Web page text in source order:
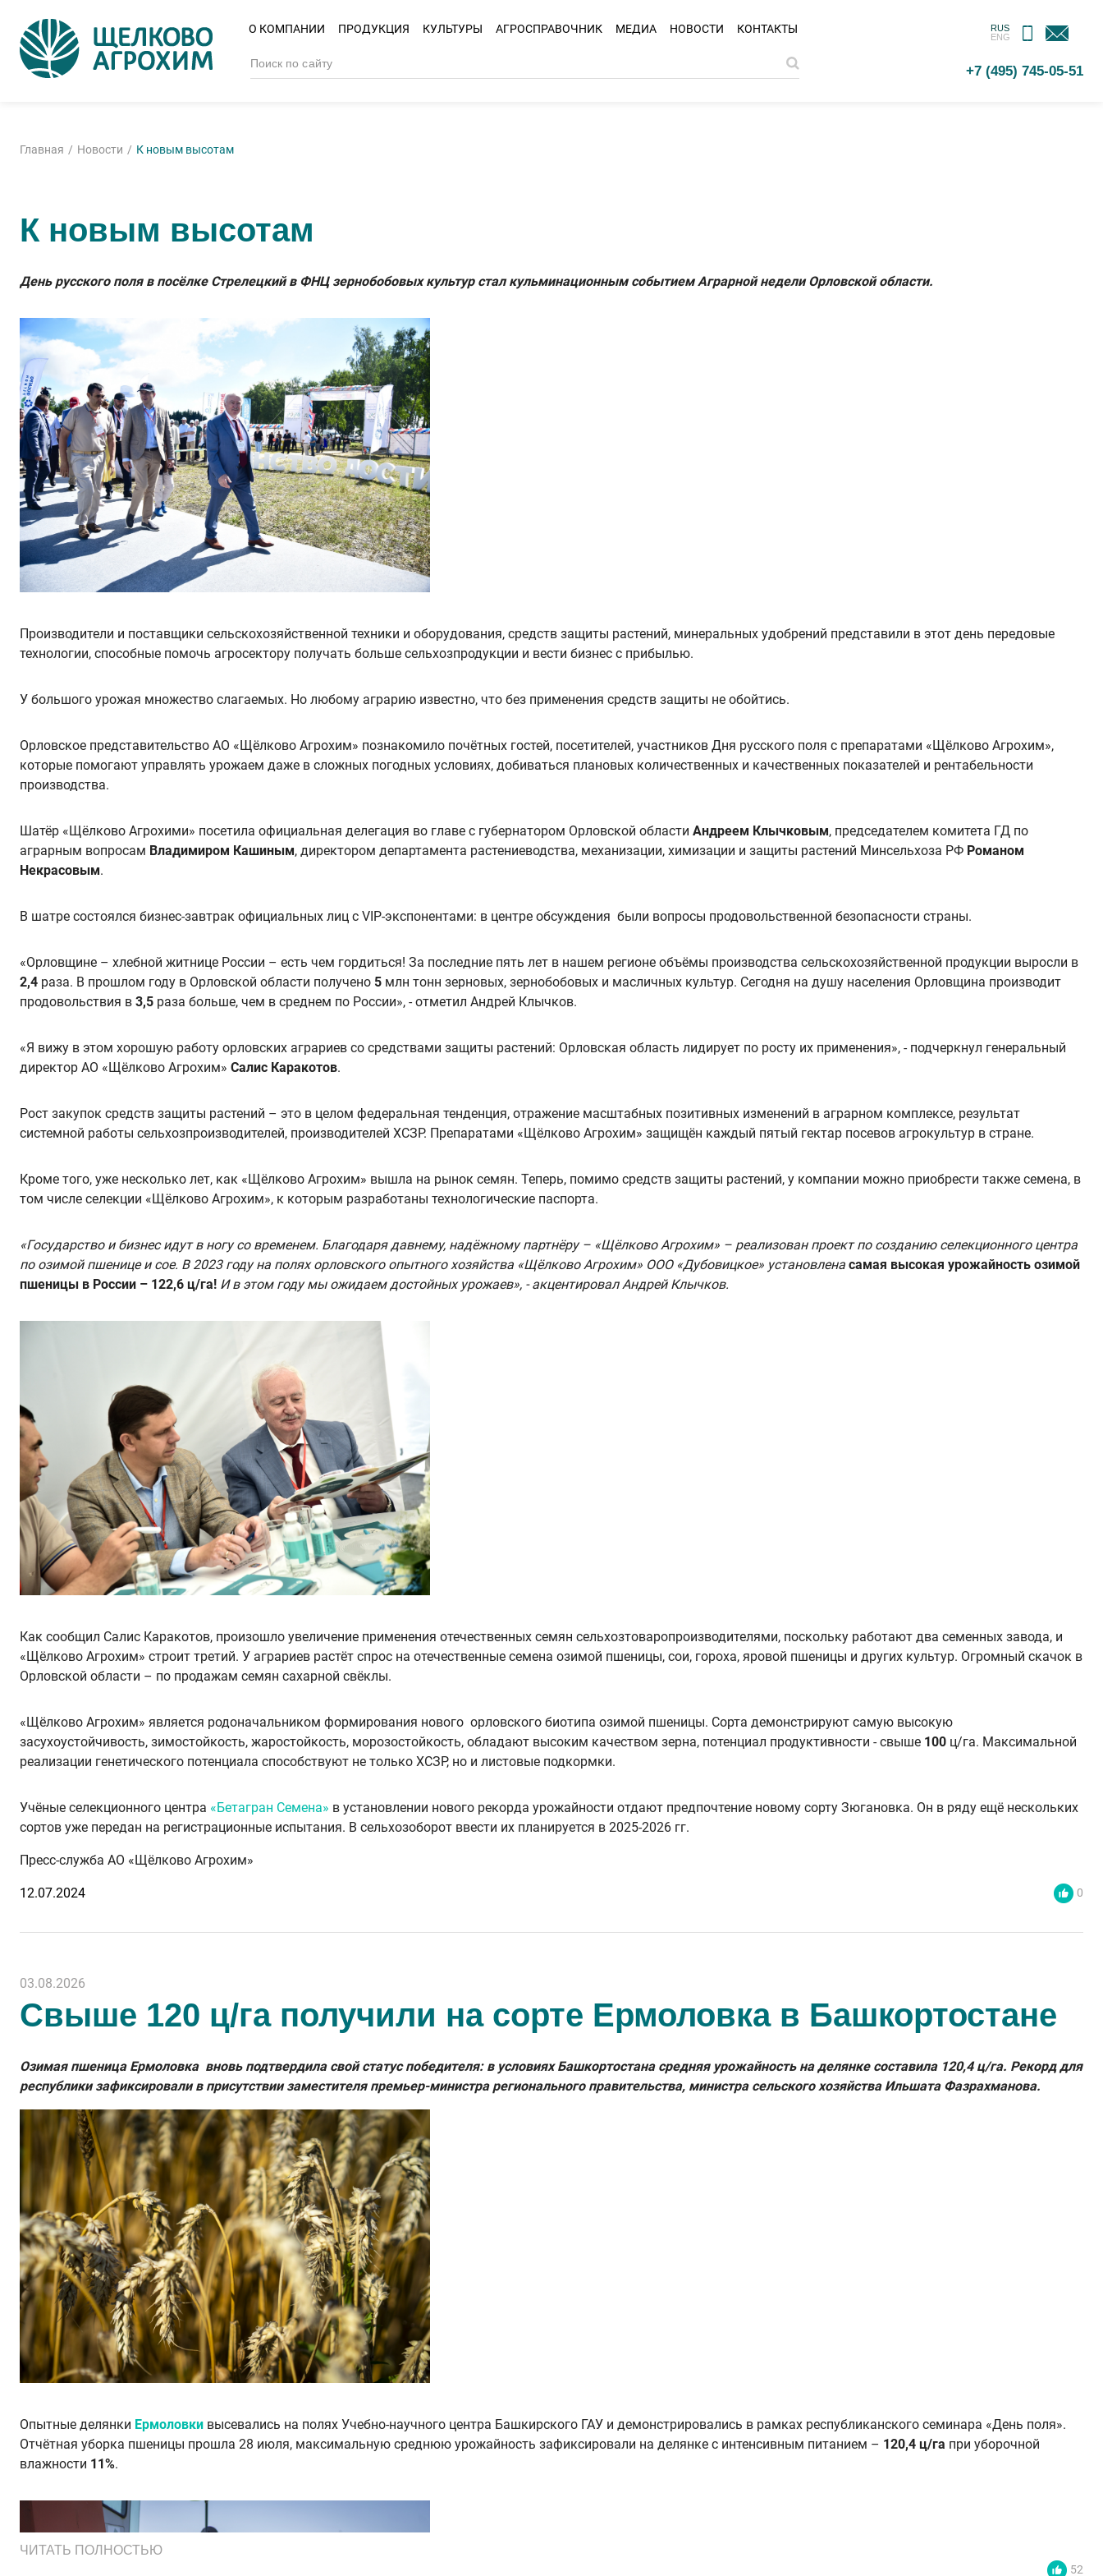
О КОМПАНИИ ПРОДУКЦИЯ КУЛЬТУРЫ АГРОСПРАВОЧНИК МЕДИА НОВОСТИ КОНТАКТЫ
RUS
ENG
МОБИЛЬНОЕ
ПРИЛОЖЕНИЕ
ОБРАТНАЯ
СВЯЗЬ
+7 (495) 745-05-51
Главная Новости К новым высотам
К новым высотам
День русского поля в посёлке Стрелецкий в ФНЦ зернобобовых культур стал кульминационным событием Аграрной недели Орловской области.
Производители и поставщики сельскохозяйственной техники и оборудования, средств защиты растений, минеральных удобрений представили в этот день передовые
технологии, способные помочь агросектору получать больше сельхозпродукции и вести бизнес с прибылью.
У большого урожая множество слагаемых. Но любому аграрию известно, что без применения средств защиты не обойтись.
Орловское представительство АО «Щёлково Агрохим» познакомило почётных гостей, посетителей, участников Дня русского поля с препаратами «Щёлково Агрохим»,
которые помогают управлять урожаем даже в сложных погодных условиях, добиваться плановых количественных и качественных показателей и рентабельности
производства.
Шатёр «Щёлково Агрохими» посетила официальная делегация во главе с губернатором Орловской области Андреем Клычковым, председателем комитета ГД по
аграрным вопросам Владимиром Кашиным, директором департамента растениеводства, механизации, химизации и защиты растений Минсельхоза РФ Романом
Некрасовым.
В шатре состоялся бизнес-завтрак официальных лиц с VIP-экспонентами: в центре обсуждения были вопросы продовольственной безопасности страны.
«Орловщине – хлебной житнице России – есть чем гордиться! За последние пять лет в нашем регионе объёмы производства сельскохозяйственной продукции выросли в
2,4 раза. В прошлом году в Орловской области получено 5 млн тонн зерновых, зернобобовых и масличных культур. Сегодня на душу населения Орловщина производит
продовольствия в 3,5 раза больше, чем в среднем по России», - отметил Андрей Клычков.
«Я вижу в этом хорошую работу орловских аграриев со средствами защиты растений: Орловская область лидирует по росту их применения», - подчеркнул генеральный
директор АО «Щёлково Агрохим» Салис Каракотов.
Рост закупок средств защиты растений – это в целом федеральная тенденция, отражение масштабных позитивных изменений в аграрном комплексе, результат
системной работы сельхозпроизводителей, производителей ХСЗР. Препаратами «Щёлково Агрохим» защищён каждый пятый гектар посевов агрокультур в стране.
Кроме того, уже несколько лет, как «Щёлково Агрохим» вышла на рынок семян. Теперь, помимо средств защиты растений, у компании можно приобрести также семена, в
том числе селекции «Щёлково Агрохим», к которым разработаны технологические паспорта.
«Государство и бизнес идут в ногу со временем. Благодаря давнему, надёжному партнёру – «Щёлково Агрохим» – реализован проект по созданию селекционного центра
по озимой пшенице и сое. В 2023 году на полях орловского опытного хозяйства «Щёлково Агрохим» ООО «Дубовицкое» установлена самая высокая урожайность озимой
пшеницы в России – 122,6 ц/га! И в этом году мы ожидаем достойных урожаев», - акцентировал Андрей Клычков.
Как сообщил Салис Каракотов, произошло увеличение применения отечественных семян сельхозтоваропроизводителями, поскольку работают два семенных завода, и
«Щёлково Агрохим» строит третий. У аграриев растёт спрос на отечественные семена озимой пшеницы, сои, гороха, яровой пшеницы и других культур. Огромный скачок в
Орловской области – по продажам семян сахарной свёклы.
«Щёлково Агрохим» является родоначальником формирования нового орловского биотипа озимой пшеницы. Сорта демонстрируют самую высокую
засухоустойчивость, зимостойкость, жаростойкость, морозостойкость, обладают высоким качеством зерна, потенциал продуктивности - свыше 100 ц/га. Максимальной
реализации генетического потенциала способствуют не только ХСЗР, но и листовые подкормки.
Учёные селекционного центра «Бетагран Семена» в установлении нового рекорда урожайности отдают предпочтение новому сорту Зюгановка. Он в ряду ещё нескольких
сортов уже передан на регистрационные испытания. В сельхозоборот ввести их планируется в 2025-2026 гг.
Пресс-служба АО «Щёлково Агрохим»
12.07.2024 0
03.08.2026
Свыше 120 ц/га получили на сорте Ермоловка в Башкортостане
Озимая пшеница Ермоловка вновь подтвердила свой статус победителя: в условиях Башкортостана средняя урожайность на делянке составила 120,4 ц/га. Рекорд для
республики зафиксировали в присутствии заместителя премьер-министра регионального правительства, министра сельского хозяйства Ильшата Фазрахманова.
Опытные делянки Ермоловки высевались на полях Учебно-научного центра Башкирского ГАУ и демонстрировались в рамках республиканского семинара «День поля».
Отчётная уборка пшеницы прошла 28 июля, максимальную среднюю урожайность зафиксировали на делянке с интенсивным питанием – 120,4 ц/га при уборочной
влажности 11%.
ЧИТАТЬ ПОЛНОСТЬЮ
52